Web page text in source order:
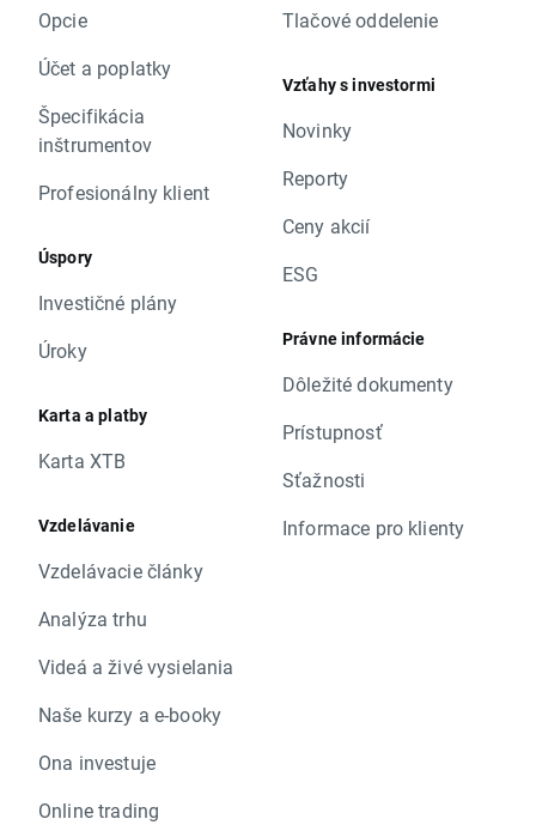
Opcie
Účet a poplatky
Špecifikácia
inštrumentov
Profesionálny klient
Úspory
Investičné plány
Úroky
Karta a platby
Karta XTB
Vzdelávanie
Vzdelávacie články
Analýza trhu
Videá a živé vysielania
Naše kurzy a e-booky
Ona investuje
Online trading
Tlačové oddelenie
Vzťahy s investormi
Novinky
Reporty
Ceny akcií
ESG
Právne informácie
Dôležité dokumenty
Prístupnosť
Sťažnosti
Informace pro klienty